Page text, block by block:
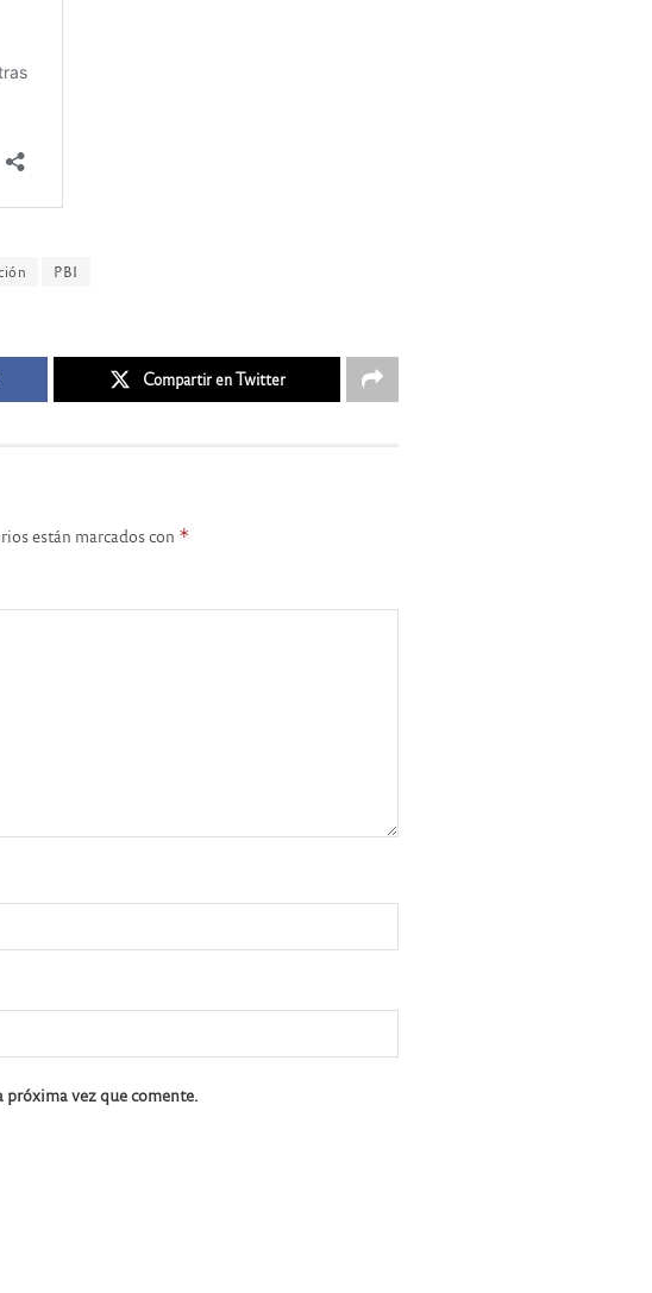
PBI
Compartir en Twitter
están marcados con *
próxima vez que comente.